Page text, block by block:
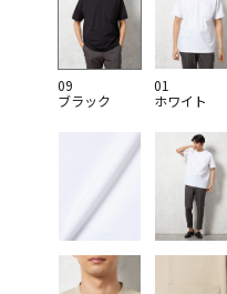
09
ブラック
01
ホワイト